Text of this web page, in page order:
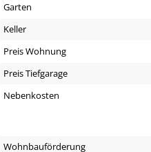
Garten
Keller
Preis Wohnung
Preis Tiefgarage
Nebenkosten
Wohnbauförderung